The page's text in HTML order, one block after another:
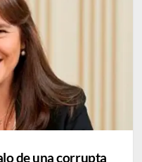
de una corrupta